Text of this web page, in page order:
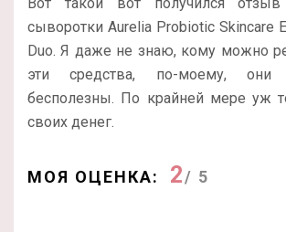
сыворотки Aurelia Probiotic Skincare
Duo. Я даже не знаю, кому можно
эти средства, по-моему, они
бесполезны. По крайней мере уж
своих денег.
МОЯ ОЦЕНКА: 2/ 5